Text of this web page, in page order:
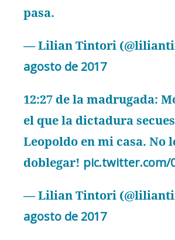
pasa.
— Lilian Tintori
agosto de 2017
12:27 de la madrugada:
el que la dictadura
Leopoldo en mi casa. No
doblegar! pic.twitter.com/
— Lilian Tintori
agosto de 2017